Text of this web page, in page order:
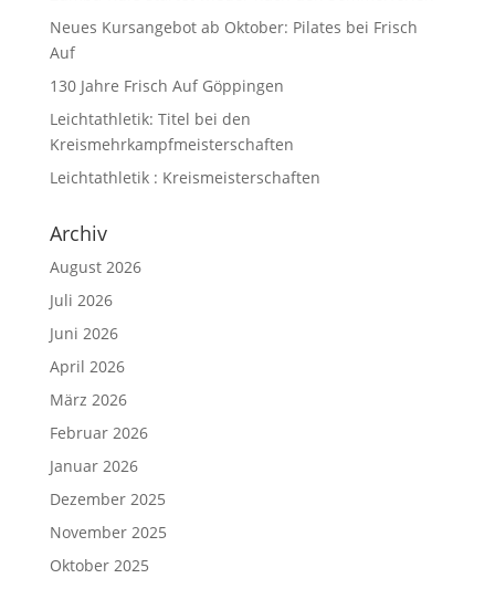
Neues Kursangebot ab Oktober: Pilates bei Frisch
Auf
130 Jahre Frisch Auf Göppingen
Leichtathletik: Titel bei den
Kreismehrkampfmeisterschaften
Leichtathletik : Kreismeisterschaften
Archiv
August 2026
Juli 2026
Juni 2026
April 2026
März 2026
Februar 2026
Januar 2026
Dezember 2025
November 2025
Oktober 2025